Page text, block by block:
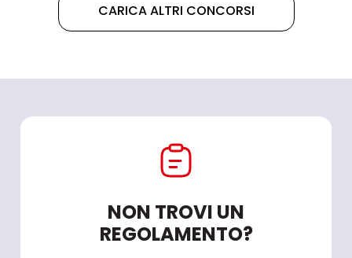
CARICA ALTRI CONCORSI
NON TROVI UN
REGOLAMENTO?